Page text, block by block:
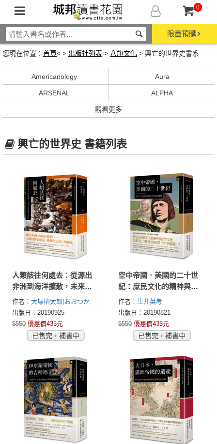
0
限量預購
您現在位置： 首頁< > 出版社列表 > 八旗文化 > 興亡的世界史書系
Americanology Aura
ARSENAL ALPHA
觀看更多
興亡的世界史 書籍列表
人類該往何處去：從源出
非洲到海洋擴散，未來人
類的歷史省思
作者： 大塚柳太郎(おおつか
りゅうたろう)應地利明(おう
じ としあき)森本公誠(もりも
と こうせい)松田素二(まつ
だ もとじ)朝尾直弘(あさお
りひこ)杉山正明(すぎやま ま
さあき)陣內秀信(じんない ひ
でのぶ)隆納．托比(Ronald
Toby)
出版日：20190925
$550 優惠價435元
已售完，補書中
空中帝國．美國的二十世
紀：庶民文化的精神與戰
爭世紀的轉變
作者： 生井英考
出版日：20190821
$550 優惠價435元
已售完，補書中